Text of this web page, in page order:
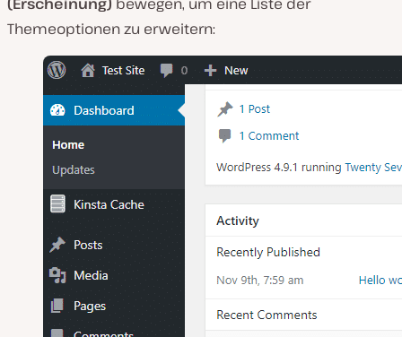
Themeoptionen zu erweitern: